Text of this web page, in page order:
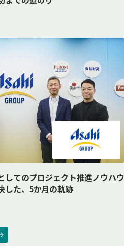
してのプロジェクト推進ノウハウ
した、5か月の軌跡